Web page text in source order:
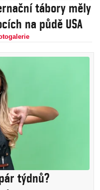
tábory měly
na půdě USA
týdnů?